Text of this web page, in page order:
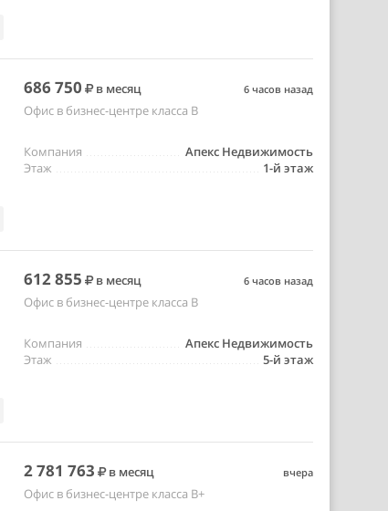
686 750 в месяц 6 часов назад
Офис в бизнес-центре класса B
Апекс Недвижимость
Компания
1-й этаж
Этаж
612 855 в месяц 6 часов назад
Офис в бизнес-центре класса B
Апекс Недвижимость
Компания
5-й этаж
Этаж
2 781 763 в месяц вчера
Офис в бизнес-центре класса B+